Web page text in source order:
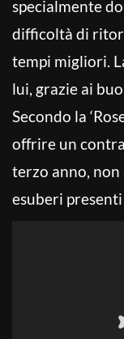
specialmente
difficoltà di
tempi migliori.
lui, grazie ai
Secondo la
offrire un
terzo anno, non
esuberi